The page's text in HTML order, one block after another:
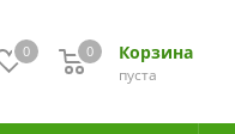
0 Корзина
0
пуста
0